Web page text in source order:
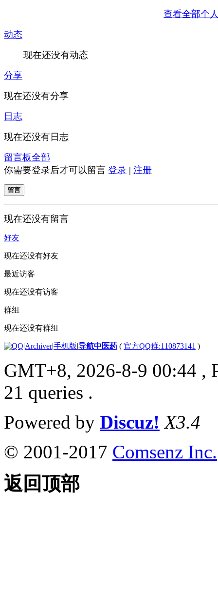
查看全部个
动态
现在还没有动态
分享
现在还没有分享
日志
现在还没有日志
留言板全部
你需要登录后才可以留言 登录 | 注册
留言
现在还没有留言
好友
现在还没有好友
最近访客
现在还没有访客
群组
现在还没有群组
|Archiver|手机版|导航中医药 ( 官方QQ群:110873141 )
GMT+8, 2026-8-9 00:44 ,
21 queries .
Powered by Discuz! X3.4
© 2001-2017 Comsenz Inc.
返回顶部